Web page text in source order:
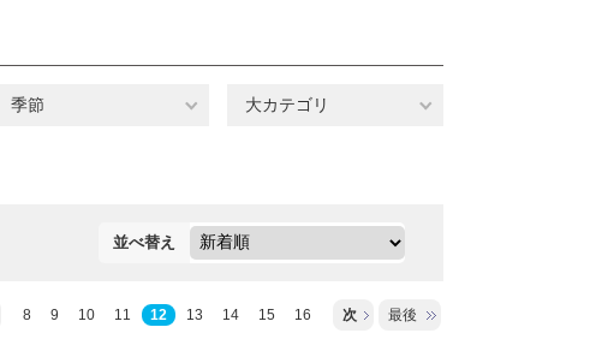
季節 大カテゴリ
並べ替え
8 9 10 11 12 13 14 15 16 次 最後